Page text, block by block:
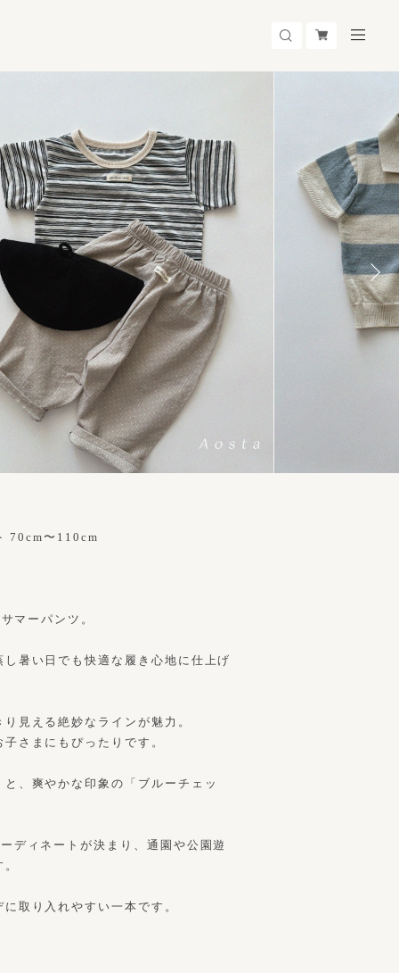
70cm〜110cm
マーパンツ。
暑い日でも快適な履き心地に仕上げ
見える絶妙なラインが魅力。
さまにもぴったりです。
、爽やかな印象の「ブルーチェッ
ディネートが決まり、通園や公園遊
取り入れやすい一本です。